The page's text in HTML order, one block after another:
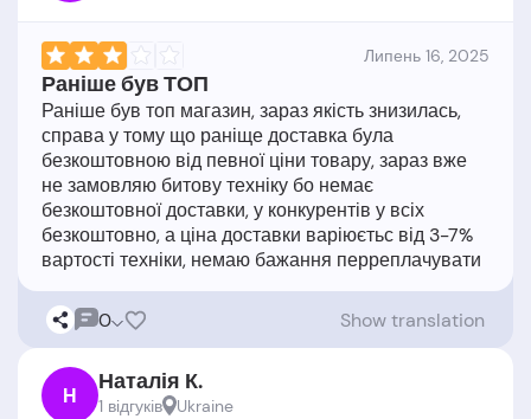
Липень 16, 2025
Раніше був ТОП
Раніше був топ магазин, зараз якість знизилась,
справа у тому що раніще доставка була
безкоштовною від певної ціни товару, зараз вже
не замовляю битову техніку бо немає
безкоштовної доставки, у конкурентів у всіх
безкоштовно, а ціна доставки варіюєтьс від 3-7%
0 Show translation
Н Наталія К.
1 відгукiв Ukraine